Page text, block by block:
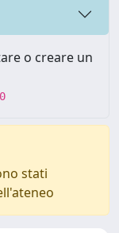
o creare un
stati